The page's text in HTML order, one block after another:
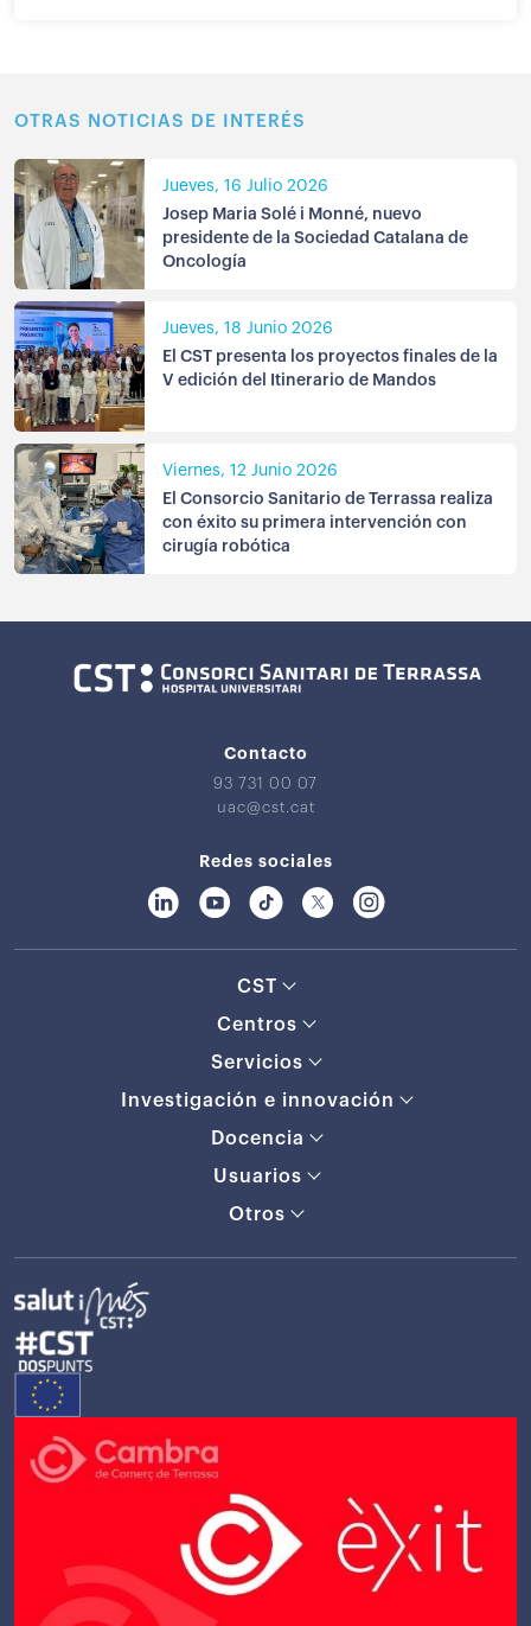
OTRAS NOTICIAS DE INTERÉS
Jueves, 16 Julio 2026
Josep Maria Solé i Monné, nuevo
presidente de la Sociedad Catalana de
Oncología
Jueves, 18 Junio 2026
El CST presenta los proyectos finales de la
V edición del Itinerario de Mandos
Viernes, 12 Junio 2026
El Consorcio Sanitario de Terrassa realiza
con éxito su primera intervención con
cirugía robótica
Contacto
93 731 00 07
uac@cst.cat
Redes sociales
CST
Centros
Servicios
Investigación e innovación
Docencia
Usuarios
Otros